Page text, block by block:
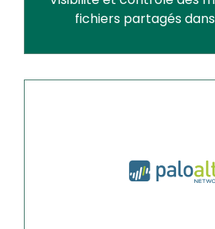
fichiers partagés